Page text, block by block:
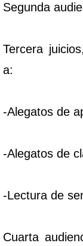
Segunda
Tercera
a:
-Alegatos de
-Alegatos de
-Lectura de
Cuarta